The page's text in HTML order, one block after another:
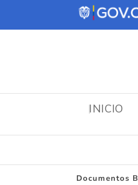
INICIO
Documentos